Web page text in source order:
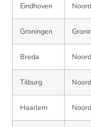
Eindhoven
Groningen
Breda
Tilburg
Haarlem